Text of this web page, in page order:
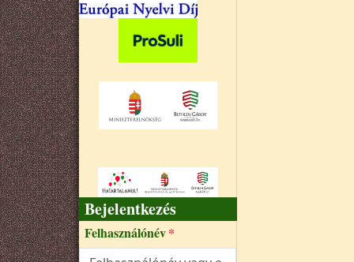
Bejelentkezés
Felhasználónév